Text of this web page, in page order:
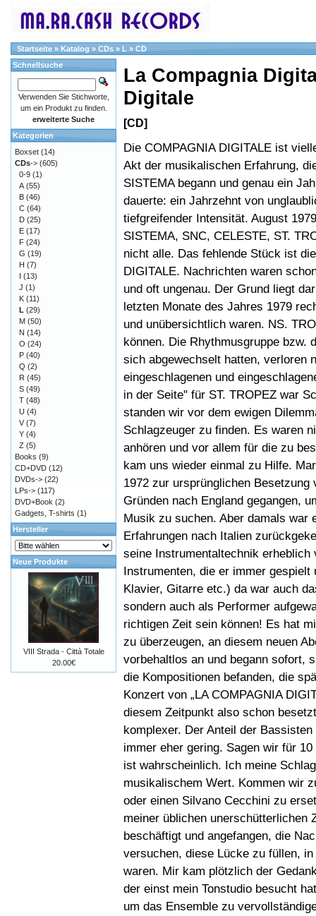
Startseite » Katalog » CDs » L » CD
La Compagnia
Digitale
[CD]
Die COMPAGNIA DIGITALE ist
Akt der musikalischen Erfahrung,
SISTEMA begann und genau ein
dauerte: ein Jahrzehnt von
tiefgreifender Intensität. August
SISTEMA, SNC, CELESTE, ST.
nicht alle. Das fehlende Stück ist
DIGITALE. Nachrichten waren
und oft ungenau. Der Grund liegt
letzten Monate des Jahres 1979
und unübersichtlich waren. NS.
können. Die Rhythmusgruppe bzw.
sich abgewechselt hatten, verloren
eingeschlagenen und
in der Seite" für ST. TROPEZ war
standen wir vor dem ewigen
Schlagzeuger zu finden. Es waren
anhören und vor allem für die zu
kam uns wieder einmal zu Hilfe.
1972 zur ursprünglichen
Gründen nach England gegangen,
Musik zu suchen. Aber damals war
Erfahrungen nach Italien
seine Instrumentaltechnik
Instrumenten, die er immer
Klavier, Gitarre etc.) da war auch
sondern auch als Performer
richtigen Zeit sein können! Es hat
zu überzeugen, an diesem neuen
vorbehaltlos an und begann sofort,
die Kompositionen befanden, die
Konzert von „LA COMPAGNIA
diesem Zeitpunkt also schon
komplexer. Der Anteil der
immer eher gering. Sagen wir für
ist wahrscheinlich. Ich meine
musikalischem Wert. Kommen wir
oder einen Silvano Cecchini zu
meiner üblichen unerschütterlichen
beschäftigt und angefangen, die
versuchen, diese Lücke zu füllen,
waren. Mir kam plötzlich der
der einst mein Tonstudio besucht
um das Ensemble zu
Schnellsuche
Verwenden Sie Stichworte,
um ein Produkt zu finden.
erweiterte Suche
Kategorien
Boxset (14)
CDs-> (605)
0-9 (1)
A (55)
B (46)
C (64)
D (25)
E (17)
F (24)
G (19)
H (7)
I (13)
J (1)
K (11)
L (29)
M (50)
N (14)
O (24)
P (40)
Q (2)
R (45)
S (49)
T (48)
U (4)
V (7)
Y (4)
Z (5)
Books (9)
CD+DVD (12)
DVDs-> (22)
LPs-> (117)
DVD+Book (2)
Gadgets, T-shirts (1)
Hersteller
Neue Produkte
VIII Strada - Città Totale
20.00€